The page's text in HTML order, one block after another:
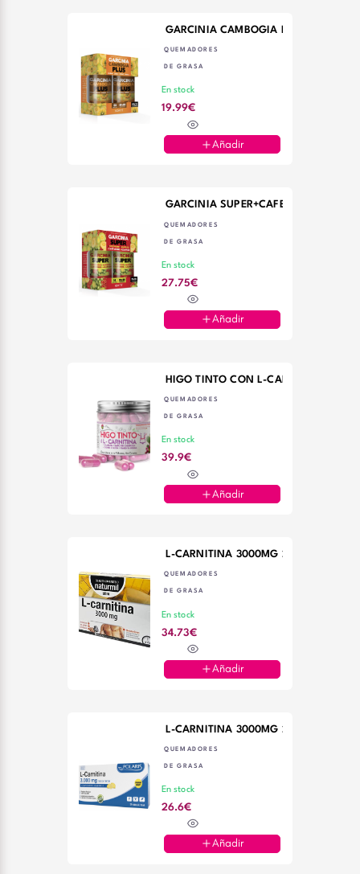
GARCINIA CAMBOGIA PLUS CROMO
QUEMADORES
DE GRASA
En stock
19.99€
Añadir
GARCINIA SUPER+CAFE
QUEMADORES
DE GRASA
En stock
27.75€
Añadir
HIGO TINTO CON L-CARNITINA 90
QUEMADORES
DE GRASA
En stock
39.9€
Añadir
L-CARNITINA 3000MG 20 AMPOLLAS
QUEMADORES
DE GRASA
En stock
34.73€
Añadir
L-CARNITINA 3000MG 20 VIALES
QUEMADORES
DE GRASA
En stock
26.6€
Añadir